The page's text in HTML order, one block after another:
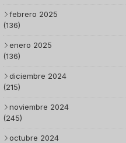
febrero 2025
(136)
enero 2025
(136)
diciembre 2024
(215)
noviembre 2024
(245)
octubre 2024